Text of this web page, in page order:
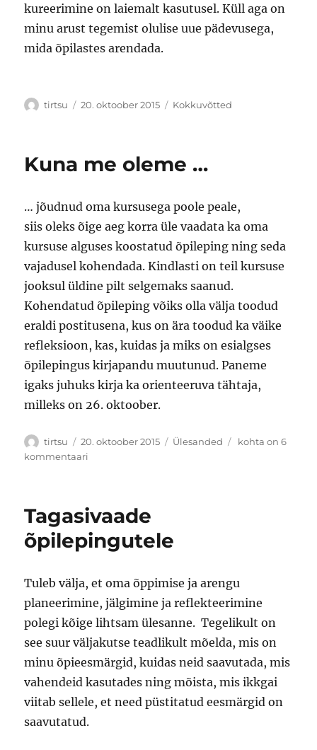
kureerimine on laiemalt kasutusel. Küll aga on
minu arust tegemist olulise uue pädevusega,
mida õpilastes arendada.
Autor
tirtsu Postitatud
20. oktoober 2015 Rubriigid
Kokkuvõtted
Kuna me oleme …
… jõudnud oma kursusega poole peale,
siis oleks õige aeg korra üle vaadata ka oma
kursuse alguses koostatud õpileping ning seda
vajadusel kohendada. Kindlasti on teil kursuse
jooksul üldine pilt selgemaks saanud.
Kohendatud õpileping võiks olla välja toodud
eraldi postitusena, kus on ära toodud ka väike
refleksioon, kas, kuidas ja miks on esialgses
õpilepingus kirjapandu muutunud. Paneme
igaks juhuks kirja ka orienteeruva tähtaja,
milleks on 26. oktoober.
Autor
tirtsu Postitatud
20. oktoober 2015 Rubriigid
Ülesanded
Kuna
kohta on 6
kommentaari
Tagasivaade
õpilepingutele
Tuleb välja, et oma õppimise ja arengu
planeerimine, jälgimine ja reflekteerimine
polegi kõige lihtsam ülesanne. Tegelikult on
see suur väljakutse teadlikult mõelda, mis on
minu õpieesmärgid, kuidas neid saavutada, mis
vahendeid kasutades ning mõista, mis ikkgai
viitab sellele, et need püstitatud eesmärgid on
saavutatud.